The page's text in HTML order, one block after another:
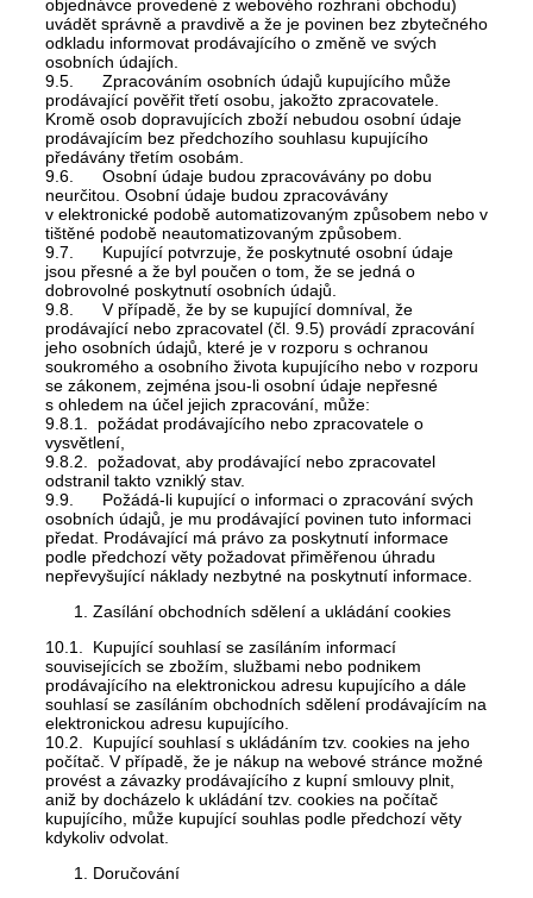
objednávce provedené z webového rozhraní obchodu)
uvádět správně a pravdivě a že je povinen bez zbytečného
odkladu informovat prodávajícího o změně ve svých
osobních údajích.
9.5. Zpracováním osobních údajů kupujícího může
prodávající pověřit třetí osobu, jakožto zpracovatele.
Kromě osob dopravujících zboží nebudou osobní údaje
prodávajícím bez předchozího souhlasu kupujícího
předávány třetím osobám.
9.6. Osobní údaje budou zpracovávány po dobu
neurčitou. Osobní údaje budou zpracovávány
v elektronické podobě automatizovaným způsobem nebo v
tištěné podobě neautomatizovaným způsobem.
9.7. Kupující potvrzuje, že poskytnuté osobní údaje
jsou přesné a že byl poučen o tom, že se jedná o
dobrovolné poskytnutí osobních údajů.
9.8. V případě, že by se kupující domníval, že
prodávající nebo zpracovatel (čl. 9.5) provádí zpracování
jeho osobních údajů, které je v rozporu s ochranou
soukromého a osobního života kupujícího nebo v rozporu
se zákonem, zejména jsou-li osobní údaje nepřesné
s ohledem na účel jejich zpracování, může:
9.8.1. požádat prodávajícího nebo zpracovatele o
vysvětlení,
9.8.2. požadovat, aby prodávající nebo zpracovatel
odstranil takto vzniklý stav.
9.9. Požádá-li kupující o informaci o zpracování svých
osobních údajů, je mu prodávající povinen tuto informaci
předat. Prodávající má právo za poskytnutí informace
podle předchozí věty požadovat přiměřenou úhradu
nepřevyšující náklady nezbytné na poskytnutí informace.
Zasílání obchodních sdělení a ukládání cookies
10.1. Kupující souhlasí se zasíláním informací
souvisejících se zbožím, službami nebo podnikem
prodávajícího na elektronickou adresu kupujícího a dále
souhlasí se zasíláním obchodních sdělení prodávajícím na
elektronickou adresu kupujícího.
10.2. Kupující souhlasí s ukládáním tzv. cookies na jeho
počítač. V případě, že je nákup na webové stránce možné
provést a závazky prodávajícího z kupní smlouvy plnit,
aniž by docházelo k ukládání tzv. cookies na počítač
kupujícího, může kupující souhlas podle předchozí věty
kdykoliv odvolat.
Doručování